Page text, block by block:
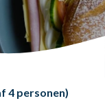
4 personen)